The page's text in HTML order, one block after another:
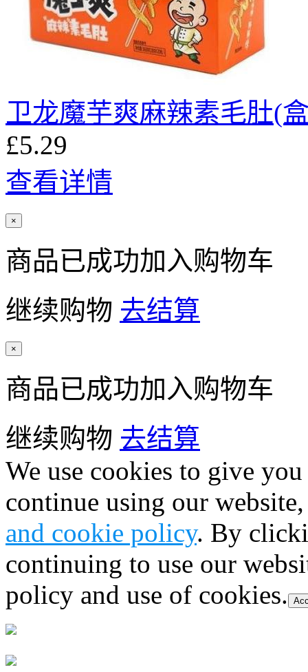
卫龙魔芋爽麻辣素毛肚(
£5.29
查看详情
×
商品已成功加入购物车
继续购物 去结算
×
商品已成功加入购物车
继续购物 去结算
We use cookies to give
continue using our
and cookie policy. By
continuing to use our
policy and use of cookies.